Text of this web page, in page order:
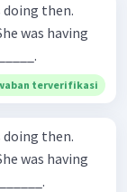
doing then.
terverifikasi
doing then.